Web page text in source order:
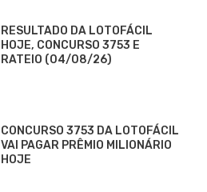
RESULTADO DA LOTOFÁCIL
HOJE, CONCURSO 3753 E
RATEIO (04/08/26)
CONCURSO 3753 DA LOTOFÁCIL
VAI PAGAR PRÊMIO MILIONÁRIO
HOJE